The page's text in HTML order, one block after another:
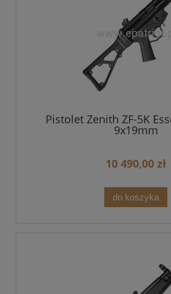
Pistolet Zenith ZF-5K
9x19mm
10 490,00 zł
do koszyka